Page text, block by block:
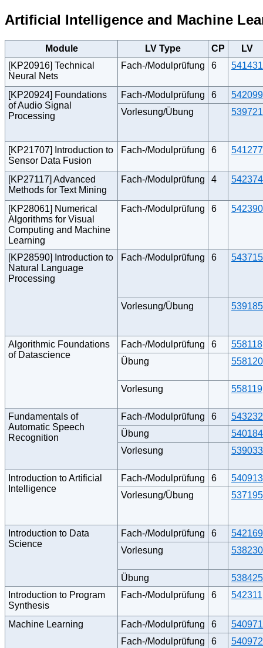
Artificial Intelligence and Machine
Module LV Type CP
LV
[KP20916] Technical
Neural Nets
Fach-/Modulprüfung 6 541431
[KP20924] Foundations
of Audio Signal
Processing
Fach-/Modulprüfung 6
542099
Vorlesung/Übung
539721
[KP21707] Introduction to
Sensor Data Fusion
Fach-/Modulprüfung 6 541277
[KP27117] Advanced
Methods for Text Mining
Fach-/Modulprüfung 4 542374
[KP28061] Numerical
Algorithms for Visual
Computing and Machine
Learning
Fach-/Modulprüfung 6 542390
[KP28590] Introduction to
Natural Language
Processing
Fach-/Modulprüfung 6 543715
Vorlesung/Übung 539185
Algorithmic Foundations
of Datascience
Fach-/Modulprüfung 6
558118
Übung
558120
Vorlesung 558119
Fundamentals of
Automatic Speech
Recognition
Fach-/Modulprüfung 6
543232
Übung
540184
Vorlesung
539033
Introduction to Artificial
Intelligence
Fach-/Modulprüfung 6
540913
Vorlesung/Übung
537195
Introduction to Data
Science
Fach-/Modulprüfung 6
542169
Vorlesung
538230
Übung
538425
Introduction to Program
Synthesis
Fach-/Modulprüfung 6 542311
Machine Learning Fach-/Modulprüfung 6
540971
Fach-/Modulprüfung
6 540972